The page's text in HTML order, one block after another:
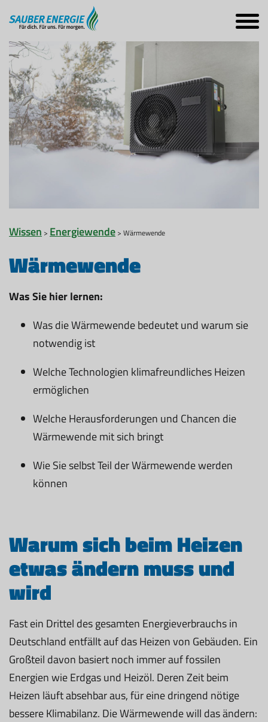
Wissen > Energiewende > Wärmewende
Wärmewende
Was Sie hier lernen:
Was die Wärmewende bedeutet und warum sie
notwendig ist
Welche Technologien klimafreundliches Heizen
ermöglichen
Welche Herausforderungen und Chancen die
Wärmewende mit sich bringt
Wie Sie selbst Teil der Wärmewende werden
können
Warum sich beim Heizen
etwas ändern muss und
wird
Fast ein Drittel des gesamten Energieverbrauchs in
Deutschland entfällt auf das Heizen von Gebäuden. Ein
Großteil davon basiert noch immer auf fossilen
Energien wie Erdgas und Heizöl. Deren Zeit beim
Heizen läuft absehbar aus, für eine dringend nötige
bessere Klimabilanz. Die Wärmewende will das ändern: